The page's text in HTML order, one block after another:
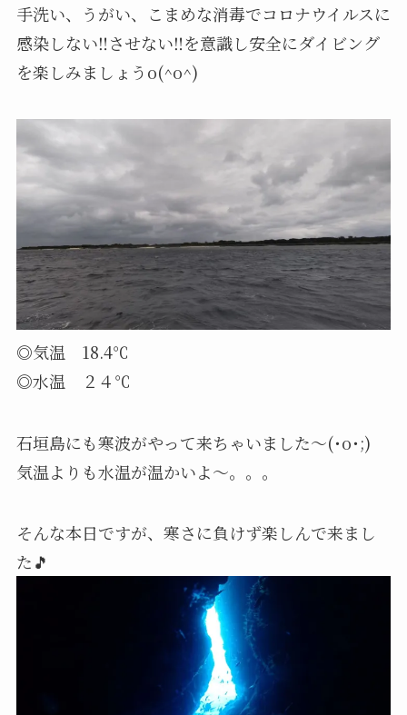
手洗い、うがい、こまめな消毒でコロナウイルスに
感染しない‼️させない‼️を意識し安全にダイビング
を楽しみましょうo(^o^)
◎気温 18.4℃
◎水温 ２４℃
石垣島にも寒波がやって来ちゃいました〜(･o･;)
気温よりも水温が温かいよ〜。。。
そんな本日ですが、寒さに負けず楽しんで来まし
た🎵